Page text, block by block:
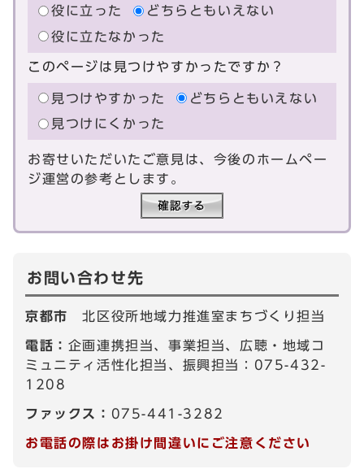
役に立った
どちらともいえない
役に立たなかった
このページは見つけやすかったですか？
見つけやすかった
どちらともいえない
見つけにくかった
お寄せいただいたご意見は、今後のホームペー
ジ運営の参考とします。
お問い合わせ先
京都市北区役所地域力推進室まちづくり担当
電話： 企画連携担当、事業担当、広聴・地域コ
ミュニティ活性化担当、振興担当：075-432-
1208
ファックス： 075-441-3282
お電話の際はお掛け間違いにご注意ください